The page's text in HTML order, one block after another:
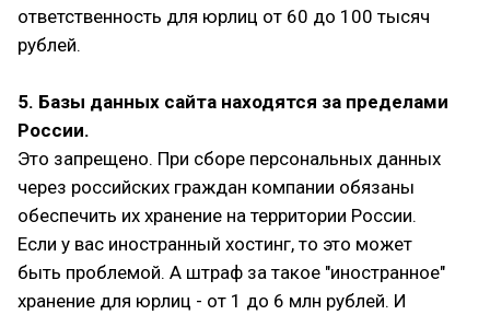
ответственность для юрлиц от 60 до 100 тысяч
рублей.
5. Базы данных сайта находятся за пределами
России.
Это запрещено. При сборе персональных данных
через российских граждан компании обязаны
обеспечить их хранение на территории России.
Если у вас иностранный хостинг, то это может
быть проблемой. А штраф за такое "иностранное"
хранение для юрлиц - от 1 до 6 млн рублей. И